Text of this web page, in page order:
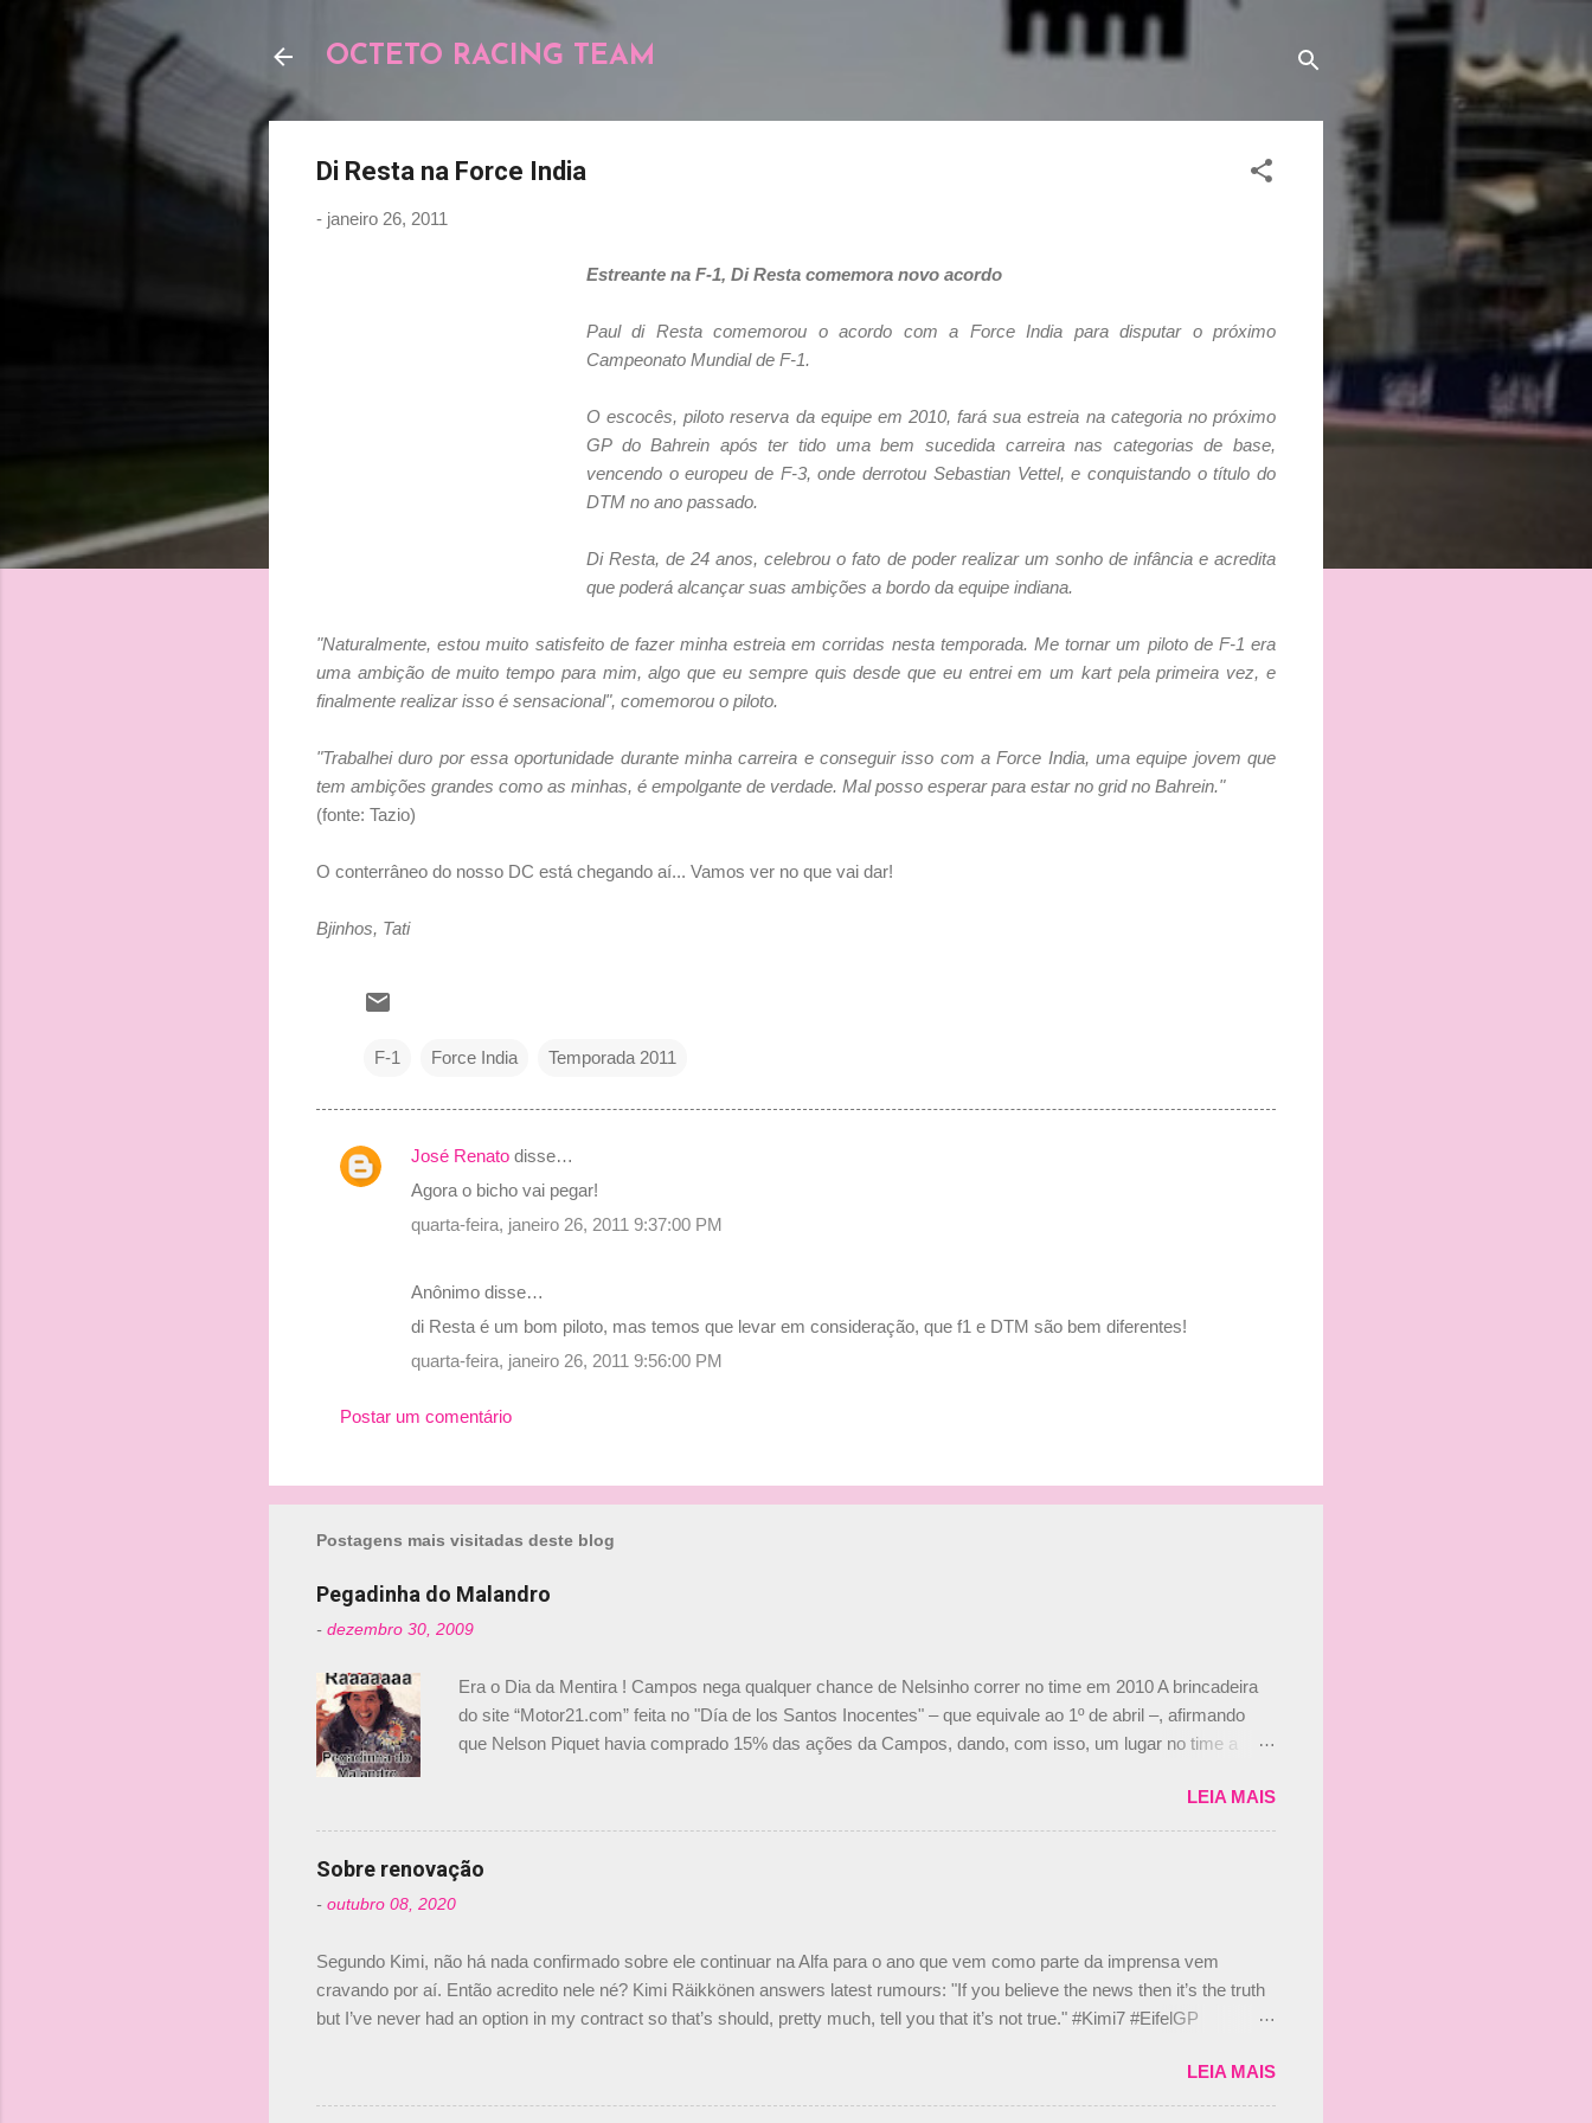
OCTETO RACING TEAM
Di Resta na Force India
- janeiro 26, 2011
Estreante na F-1, Di Resta comemora novo acordo
Paul di Resta comemorou o acordo com a Force India para disputar o próximo
Campeonato Mundial de F-1.
O escocês, piloto reserva da equipe em 2010, fará sua estreia na categoria no próximo
GP do Bahrein após ter tido uma bem sucedida carreira nas categorias de base,
vencendo o europeu de F-3, onde derrotou Sebastian Vettel, e conquistando o título do
DTM no ano passado.
Di Resta, de 24 anos, celebrou o fato de poder realizar um sonho de infância e acredita
que poderá alcançar suas ambições a bordo da equipe indiana.
"Naturalmente, estou muito satisfeito de fazer minha estreia em corridas nesta temporada. Me tornar um piloto de F-1 era
uma ambição de muito tempo para mim, algo que eu sempre quis desde que eu entrei em um kart pela primeira vez, e
finalmente realizar isso é sensacional", comemorou o piloto.
"Trabalhei duro por essa oportunidade durante minha carreira e conseguir isso com a Force India, uma equipe jovem que
tem ambições grandes como as minhas, é empolgante de verdade. Mal posso esperar para estar no grid no Bahrein."
(fonte: Tazio)
O conterrâneo do nosso DC está chegando aí... Vamos ver no que vai dar!
Bjinhos, Tati
F-1 Force India Temporada 2011
C
s
José Renato disse…
Agora o bicho vai pegar!
quarta-feira, janeiro 26, 2011 9:37:00 PM
Anônimo disse…
di Resta é um bom piloto, mas temos que levar em consideração, que f1 e DTM são bem diferentes!
quarta-feira, janeiro 26, 2011 9:56:00 PM
Postar um comentário
Postagens mais visitadas deste blog
Pegadinha do Malandro
- dezembro 30, 2009
Era o Dia da Mentira ! Campos nega qualquer chance de Nelsinho correr no time em 2010 A brincadeira
do site “Motor21.com” feita no "Día de los Santos Inocentes" – que equivale ao 1º de abril –, afirmando
que Nelson Piquet havia comprado 15% das ações da Campos, dando, com isso, um lugar no time a
dirigente foi taxativo ao declarar que o brasileiro não será o companheiro de Bruno Senna em 2010. "Na
verdade, nós recebemos uma oferta de Piquet", admitiu Audetto. “Mas depois de ter assinado com Bruno
Senna, não podemos ter dois brasileiros”, explicou, dizendo ainda que não tem nada contra o filho do
LEIA MAIS
Sobre renovação
- outubro 08, 2020
Segundo Kimi, não há nada confirmado sobre ele continuar na Alfa para o ano que vem como parte da imprensa vem
cravando por aí. Então acredito nele né? Kimi Räikkönen answers latest rumours: "If you believe the news then it’s the truth
but I’ve never had an option in my contract so that’s should, pretty much, tell you that it’s not true." #Kimi7 #EifelGP
falando sobre o fato do Iceman estar há tantos anos na F1. What is it like to have Kimi as a team mate? 🙌 Over to you,
@RGrosjean ! #EifelGP 🇩🇪 #F1 pic.twitter.com/GSAu1LWnwW — Formula 1 (@F1) October 8, 2020 Beijinhos, Ludy
LEIA MAIS